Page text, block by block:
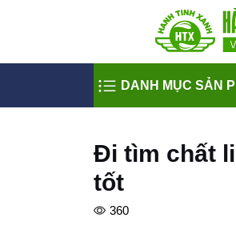
DANH MỤC SẢN
Đi tìm chất
tốt
360